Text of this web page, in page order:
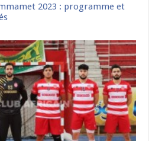
2023 : programme et